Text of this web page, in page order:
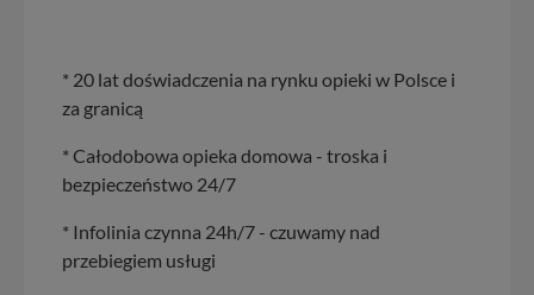
* 20 lat doświadczenia na rynku opieki w Polsce i
za granicą
* Całodobowa opieka domowa - troska i
bezpieczeństwo 24/7
* Infolinia czynna 24h/7 - czuwamy nad
przebiegiem usługi